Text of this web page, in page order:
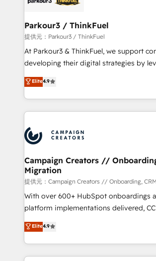
companies scale faster and smarter. 🔹 BOOMS:
Demand generation for all your buyers With BOOMS,
you invest in 100% of your buyers,
growth and positioning yourself as an
transformation process A methodology
implement HubSpot effectively and
record of business transformation, our
approach has helped brands dominate
Parkour3 / ThinkFuel
提供元：Parkour3 / ThinkFuel
At Parkour3 & ThinkFuel, we support
developing their digital strategies by
technologies and automating their
sales processes to generate growth.
from Strategy to Operations. We
onboarding and implementation, web
extensive experience working with tech
and manufacturers since 2002, we are
empowering our clients and
autonomy. Get to grips with HubSpot
guided implementation and seamless
the CRM platform into your digital
you like support in deploying your
to your needs and sales objectives. With
certifications, we are part of the most
Elite4.9
Campaign Creators //
Migration
提供元：Campaign Creators // Onboarding,
With over 600+ HubSpot onboardings
platform implementations delivered,
Elite Solutions Partner for businesses
migrate, replatform, and scale smarter.
in high-impact CRM and CMS
onboarding from platforms like
Elite4.9